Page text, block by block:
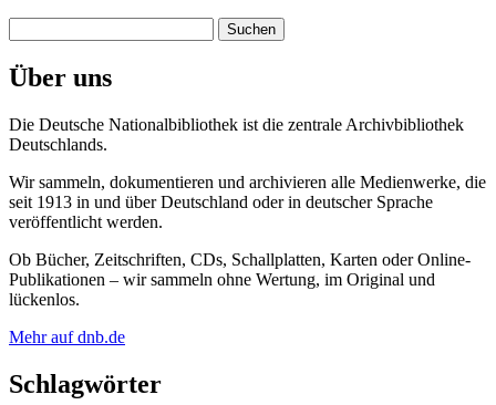
nach:
Über uns
Die Deutsche Nationalbibliothek ist die zentrale Archivbibliothek
Deutschlands.
Wir sammeln, dokumentieren und archivieren alle Medienwerke, die
seit 1913 in und über Deutschland oder in deutscher Sprache
veröffentlicht werden.
Ob Bücher, Zeitschriften, CDs, Schallplatten, Karten oder Online-
Publikationen – wir sammeln ohne Wertung, im Original und
lückenlos.
Mehr auf dnb.de
Schlagwörter